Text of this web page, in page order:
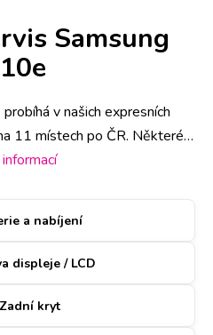
Samsung
v našich expresních
11 místech po ČR. Některé
náročnější však zaberou i
S10e k opravě si u vás
kurýr, který vám ho poté
doživotní zárukou a
2 roky.
a nabíjení
displeje / LCD
Zadní kryt